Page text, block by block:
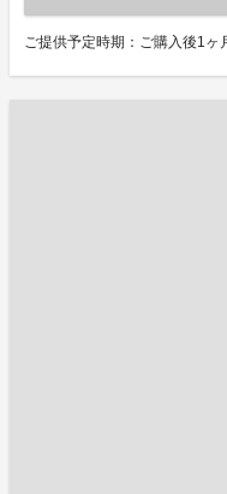
ご提供予定時期：ご購入後1ヶ